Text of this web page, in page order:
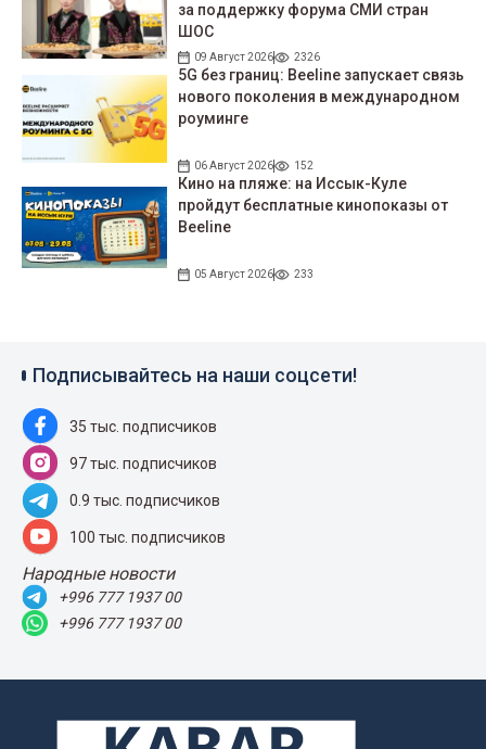
за поддержку форума СМИ стран
ШОС
09 Август 2026 2326
5G без границ: Beeline запускает связь
нового поколения в международном
роуминге
06 Август 2026 152
Кино на пляже: на Иссык-Куле
пройдут беcплатные кинопоказы от
Beeline
05 Август 2026 233
Подписывайтесь на наши соцсети!
35 тыс. подписчиков
97 тыс. подписчиков
0.9 тыс. подписчиков
100 тыс. подписчиков
Народные новости
+996 777 1937 00
+996 777 1937 00